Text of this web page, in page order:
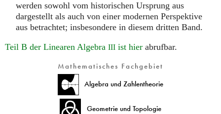
werden sowohl vom historischen Ursprung aus
dargestellt als auch von einer modernen Perspektive
aus betrachtet; insbesondere in diesem dritten Band.
Teil B der Linearen Algebra III ist hier abrufbar.
Mathematisches Fachgebiet
Algebra und Zahlentheorie
Geometrie und Topologie